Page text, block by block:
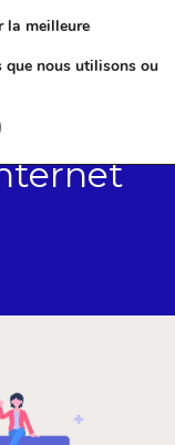
la meilleure
que nous utilisons ou